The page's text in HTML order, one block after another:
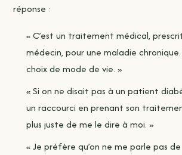
réponse :
« C’est un traitement médical,
médecin, pour une maladie chronique.
choix de mode de vie. »
« Si on ne disait pas à un patient
un raccourci en prenant son
plus juste de me le dire à moi. »
« Je préfère qu’on ne me parle pas